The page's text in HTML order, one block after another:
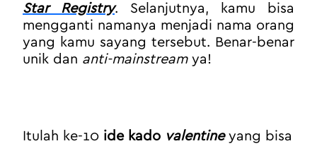
Star Registry. Selanjutnya, kamu bisa
mengganti namanya menjadi nama orang
yang kamu sayang tersebut. Benar-benar
unik dan anti-mainstream ya!
Itulah ke-10 ide kado valentine yang bisa